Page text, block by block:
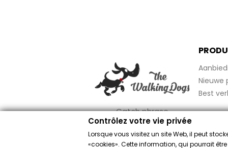
Catch phrase
Nieuwe
Best
Contrôlez votre vie privée
Lorsque vous visitez un site Web, il peut
«cookies». Cette information, qui pourrait